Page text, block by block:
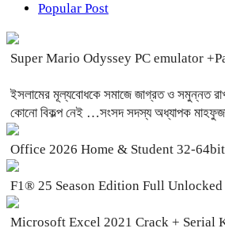
Popular Post
Super Mario Odyssey PC emulator
ইসলামের মূল্যবোধকে সমাজে জাগ্রত ও সমুন্নত
কোনো বিকল্প নেই …সংসদ সদস্য অধ্যাপক মাহফুজা
Office 2026 Home & Student 32-64bit
F1® 25 Season Edition Full
Microsoft Excel 2021 Crack + Serial